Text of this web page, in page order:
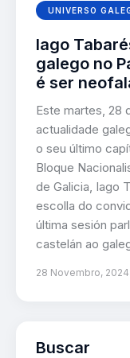
UNIVERSO
Iago
galego no
é ser
Este martes, 28
actualidade
o seu último
Bloque
de Galicia, Iago
escolla do
última sesión
castelán ao
28 Novembro, 2024
Buscar